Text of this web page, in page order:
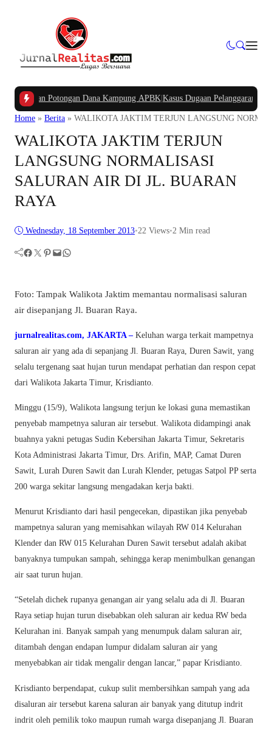
Potongan Dana Kampung APBK|Kasus Dugaan Pelanggaran
Home » Berita » WALIKOTA JAKTIM TERJUN LANGSUNG
WALIKOTA JAKTIM TERJUN
LANGSUNG NORMALISASI
SALURAN AIR DI JL. BUARAN
RAYA
Wednesday, 18 September 2013•22 Views•2 Min read
Facebook Twitter Pinterest Mail WhatsApp
Foto: Tampak Walikota Jaktim memantau normalisasi saluran
air disepanjang Jl. Buaran Raya.
jurnalrealitas.com, JAKARTA – Keluhan warga terkait mampetnya
saluran air yang ada di sepanjang Jl. Buaran Raya, Duren Sawit, yang
selalu tergenang saat hujan turun mendapat perhatian dan respon cepat
dari Walikota Jakarta Timur, Krisdianto.
Minggu (15/9), Walikota langsung terjun ke lokasi guna memastikan
penyebab mampetnya saluran air tersebut. Walikota didampingi anak
buahnya yakni petugas Sudin Kebersihan Jakarta Timur, Sekretaris
Kota Administrasi Jakarta Timur, Drs. Arifin, MAP, Camat Duren
Sawit, Lurah Duren Sawit dan Lurah Klender, petugas Satpol PP serta
200 warga sekitar langsung mengadakan kerja bakti.
Menurut Krisdianto dari hasil pengecekan, dipastikan jika penyebab
mampetnya saluran yang memisahkan wilayah RW 014 Kelurahan
Klender dan RW 015 Kelurahan Duren Sawit tersebut adalah akibat
banyaknya tumpukan sampah, sehingga kerap menimbulkan genangan
air saat turun hujan.
“Setelah dichek rupanya genangan air yang selalu ada di Jl. Buaran
Raya setiap hujan turun disebabkan oleh saluran air kedua RW beda
Kelurahan ini. Banyak sampah yang menumpuk dalam saluran air,
ditambah dengan endapan lumpur didalam saluran air yang
menyebabkan air tidak mengalir dengan lancar,” papar Krisdianto.
Krisdianto berpendapat, cukup sulit membersihkan sampah yang ada
disaluran air tersebut karena saluran air banyak yang ditutup indrit
indrit oleh pemilik toko maupun rumah warga disepanjang Jl. Buaran